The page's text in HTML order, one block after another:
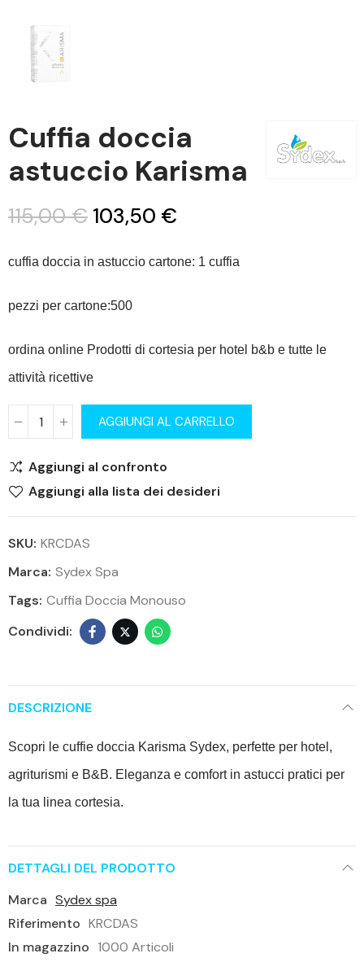
Cuffia doccia
astuccio Karisma
115,00 € 103,50 €
cuffia doccia in astuccio cartone: 1 cuffia
pezzi per cartone:500
ordina online Prodotti di cortesia per hotel b&b e tutte le
attività ricettive
AGGIUNGI AL CARRELLO
Aggiungi al confronto
Aggiungi alla lista dei desideri
SKU: KRCDAS
Marca: Sydex Spa
Tags: Cuffia Doccia Monouso
DESCRIZIONE
Scopri le cuffie doccia Karisma Sydex, perfette per hotel,
agriturismi e B&B. Eleganza e comfort in astucci pratici per
la tua linea cortesia.
DETTAGLI DEL PRODOTTO
Marca Sydex spa
Riferimento KRCDAS
In magazzino 1000 Articoli